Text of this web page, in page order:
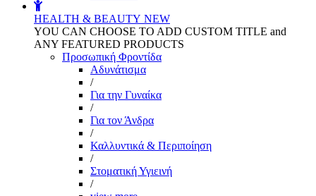
HEALTH & BEAUTY NEW
YOU CAN CHOOSE TO ADD CUSTOM TITLE and
ANY FEATURED PRODUCTS
Προσωπική Φροντίδα
Αδυνάτισμα
/
Για την Γυναίκα
/
Για τον Άνδρα
/
Καλλυντικά & Περιποίηση
/
Στοματική Υγιεινή
/